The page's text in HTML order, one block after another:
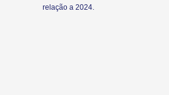
relação a 2024.